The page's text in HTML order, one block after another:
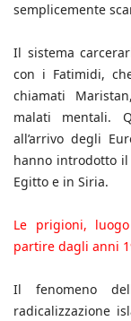
semplicemente
Il sistema
con i Fatimidi,
chiamati
malati mentali.
all’arrivo degli
hanno introdotto
Egitto e in Siria.
Le prigioni,
partire dagli anni
Il fenomeno
radicalizzazione